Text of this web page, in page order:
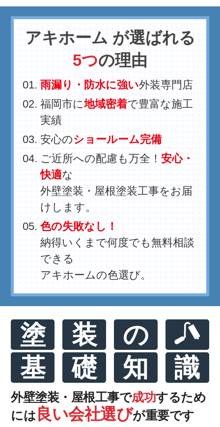
アキホーム が選ばれる
5つの理由
雨漏り・防水に強い外装専門店
福岡市に地域密着で豊富な施工
実績
安心のショールーム完備
ご近所への配慮も万全！安心・
快適な
外壁塗装・屋根塗装工事をお届
けします。
色の失敗なし！
納得いくまで何度でも無料相談
できる
アキホームの色選び。
塗 装
の
基
礎 知 識
外壁塗装・屋根工事で成功するため
には 良い会社選びが重要です